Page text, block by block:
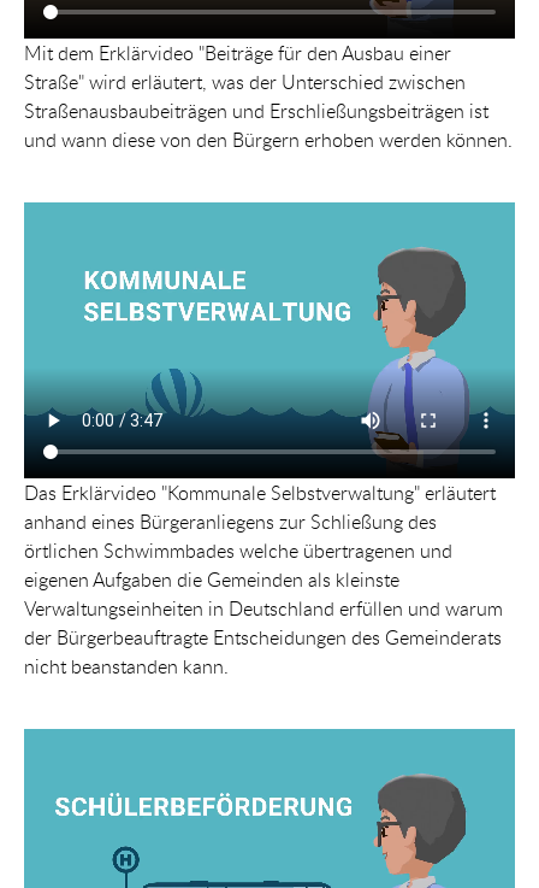
Mit dem Erklärvideo "Beiträge für den Ausbau einer
Straße" wird erläutert, was der Unterschied zwischen
Straßenausbaubeiträgen und Erschließungsbeiträgen ist
und wann diese von den Bürgern erhoben werden können.
Das Erklärvideo "Kommunale Selbstverwaltung" erläutert
anhand eines Bürgeranliegens zur Schließung des
örtlichen Schwimmbades welche übertragenen und
eigenen Aufgaben die Gemeinden als kleinste
Verwaltungseinheiten in Deutschland erfüllen und warum
der Bürgerbeauftragte Entscheidungen des Gemeinderats
nicht beanstanden kann.